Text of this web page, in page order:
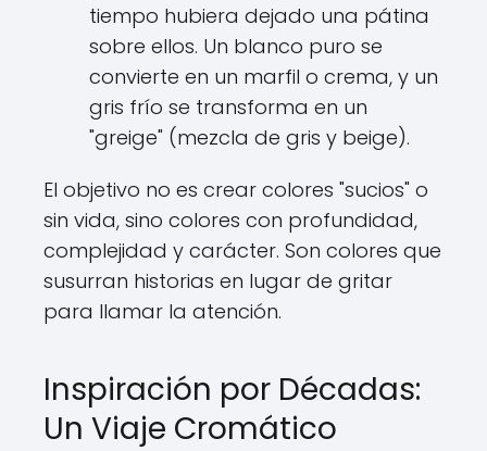
tiempo hubiera dejado una pátina
sobre ellos. Un blanco puro se
convierte en un marfil o crema, y un
gris frío se transforma en un
"greige" (mezcla de gris y beige).
El objetivo no es crear colores "sucios" o
sin vida, sino colores con profundidad,
complejidad y carácter. Son colores que
susurran historias en lugar de gritar
para llamar la atención.
Inspiración por Décadas:
Un Viaje Cromático